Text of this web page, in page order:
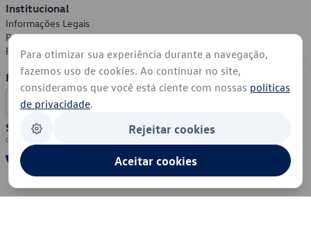
Institucional
Informações Legais
Política de Privacidade
Política de Cookies
Formas de Pagamento
Segurança
Para otimizar sua experiência durante a navegação,
fazemos uso de cookies. Ao continuar no site,
consideramos que você está ciente com nossas políticas
de privacidade.
Rejeitar cookies
Aceitar cookies